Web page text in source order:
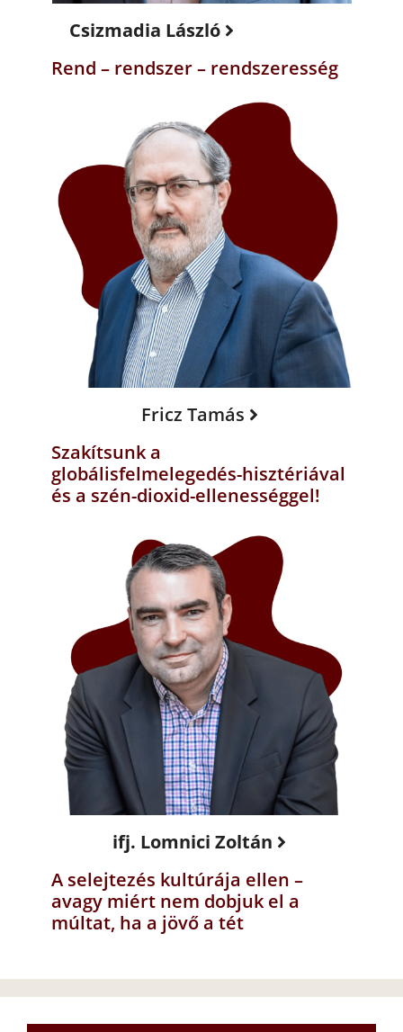
Csizmadia László
Rend – rendszer – rendszeresség
Fricz Tamás
Szakítsunk a
globálisfelmelegedés-hisztériával
és a szén-dioxid-ellenességgel!
ifj. Lomnici Zoltán
A selejtezés kultúrája ellen –
avagy miért nem dobjuk el a
múltat, ha a jövő a tét